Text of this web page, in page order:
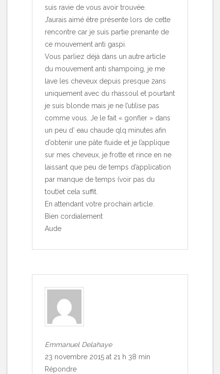
suis ravie de vous avoir trouvée.
J’aurais aimé être présente lors de cette
rencontre car je suis partie prenante de
ce mouvement anti gaspi.
Vous parliez déjà dans un autre article
du mouvement anti shampoing, je me
lave les cheveux depuis presque 2ans
uniquement avec du rhassoul et pourtant
je suis blonde mais je ne l’utilise pas
comme vous. Je le fait « gonfler » dans
un peu d’ eau chaude qlq minutes afin
d’obtenir une pâte fluide et je l’applique
sur mes cheveux, je frotte et rince en ne
laissant que peu de temps d’application
par manque de temps (voir pas du
tout)et cela suffit.
En attendant votre prochain article.
Bien cordialement
Aude
Emmanuel Delahaye
23 novembre 2015 at 21 h 38 min
Répondre